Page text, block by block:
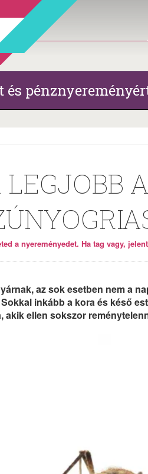
és
LEGJOBB
a nyereményedet. Ha tag vagy,
az sok esetben nem a
inkább a kora és késő
akik ellen sokszor